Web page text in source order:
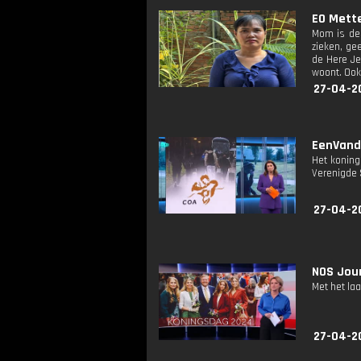
EO
Mom is
zieken,
de Here
woont.
27-04-
Het
Verenigde
27-04-
NOS
Met het
27-04-